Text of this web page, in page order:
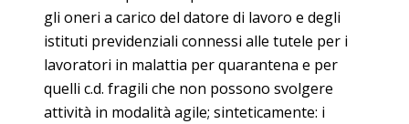
gli oneri a carico del datore di lavoro e degli
istituti previdenziali connessi alle tutele per i
lavoratori in malattia per quarantena e per
quelli c.d. fragili che non possono svolgere
attività in modalità agile; sinteticamente: i